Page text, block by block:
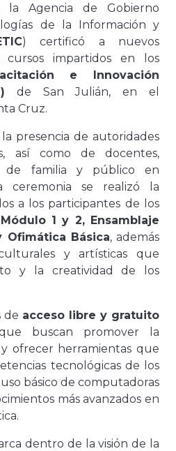
la Agencia de Gobierno
de la Información y
) certificó a nuevos
cursos impartidos en los
e Innovación
de San Julián, en el
Cruz.
presencia de autoridades
así como de docentes,
de familia y público en
ceremonia se realizó la
a los participantes de los
1 y 2, Ensamblaje
Ofimática Básica, además
y artísticas que
y la creatividad de los
de acceso libre y gratuito
buscan promover la
ofrecer herramientas que
tecnológicas de los
básico de computadoras
más avanzados en
dentro de la visión de la